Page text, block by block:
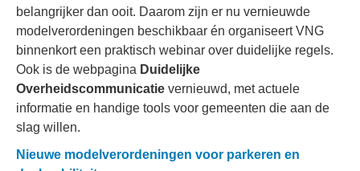
belangrijker dan ooit. Daarom zijn er nu vernieuwde
modelverordeningen beschikbaar én organiseert VNG
binnenkort een praktisch webinar over duidelijke regels.
Ook is de webpagina Duidelijke
Overheidscommunicatie vernieuwd, met actuele
informatie en handige tools voor gemeenten die aan de
slag willen.
Nieuwe modelverordeningen voor parkeren en